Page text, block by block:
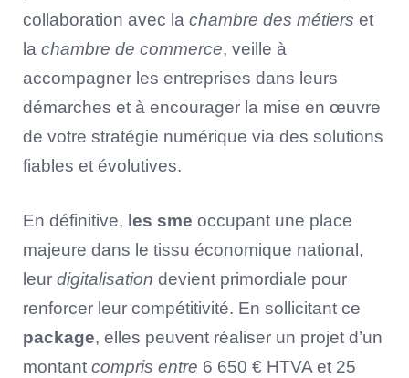
collaboration avec la chambre des métiers et
la chambre de commerce, veille à
accompagner les entreprises dans leurs
démarches et à encourager la mise en œuvre
de votre stratégie numérique via des solutions
fiables et évolutives.
En définitive, les sme occupant une place
majeure dans le tissu économique national,
leur digitalisation devient primordiale pour
renforcer leur compétitivité. En sollicitant ce
package, elles peuvent réaliser un projet d’un
montant compris entre 6 650 € HTVA et 25